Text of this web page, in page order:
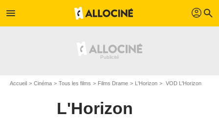
menu profil search
Accueil Cinéma Tous les films Films Drame L'Horizon VOD L'Horizon
L'Horizon